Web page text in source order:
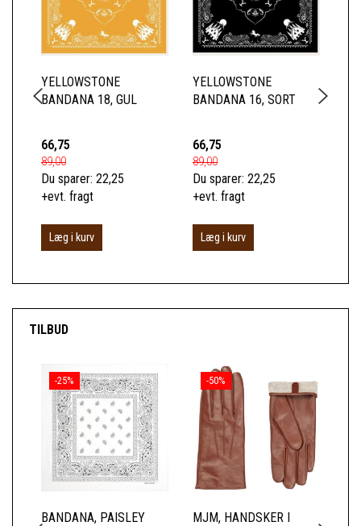
YELLOWSTONE
BANDANA 18, GUL
66,75
89,00
Du sparer: 22,25
+evt. fragt
Læg i kurv
YELLOWSTONE
BANDANA 16, SORT
66,75
89,00
Du sparer: 22,25
+evt. fragt
Læg i kurv
TILBUD
-25%
BANDANA, PAISLEY
-50%
MJM, HANDSKER I